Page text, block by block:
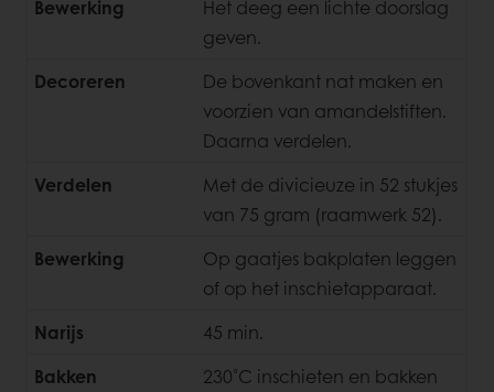
Bewerking
Het deeg een lichte doorslag
geven.
Decoreren
De bovenkant nat maken en
voorzien van amandelstiften.
Daarna verdelen.
Verdelen
Met de divicieuze in 52 stukjes
van 75 gram (raamwerk 52).
Bewerking
Op gaatjes bakplaten leggen
of op het inschietapparaat.
Narijs
45 min.
Bakken
230˚C inschieten en bakken